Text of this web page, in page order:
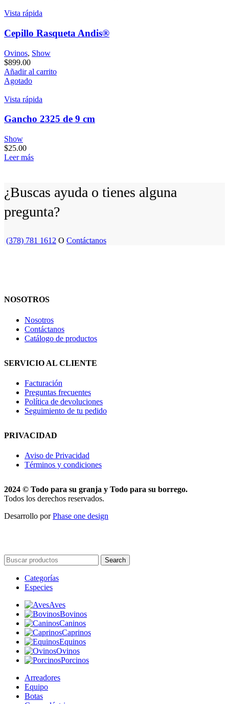
Vista rápida
Cepillo Rasqueta Andis®
Ovinos, Show
$899.00
Añadir al carrito
Agotado
Vista rápida
Gancho 2325 de 9 cm
Show
$25.00
Leer más
¿Buscas ayuda o tienes alguna
pregunta?
(378) 781 1612 O Contáctanos
NOSOTROS
Nosotros
Contáctanos
Catálogo de productos
SERVICIO AL CLIENTE
Facturación
Preguntas frecuentes
Política de devoluciones
Seguimiento de tu pedido
PRIVACIDAD
Aviso de Privacidad
Términos y condiciones
2024 © Todo para su granja y Todo para su borrego.
Todos los derechos reservados.
Desarrollo porPhase one design
Search
Categorías
Especies
Aves
Bovinos
Caninos
Caprinos
Equinos
Ovinos
Porcinos
Arreadores
Equipo
Botas